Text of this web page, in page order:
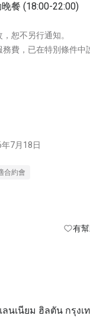
餐 (18:00-22:00)
恕不另行通知。
費，已在特別條件中
7月18日
合約會
有
ลนเนียม ฮิลตัน กรุง